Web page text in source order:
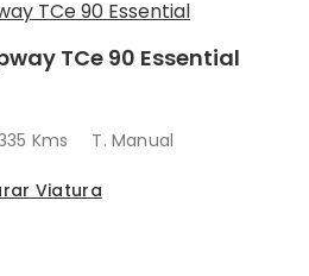
TCe 90 Essential
Kms T. Manual
Viatura